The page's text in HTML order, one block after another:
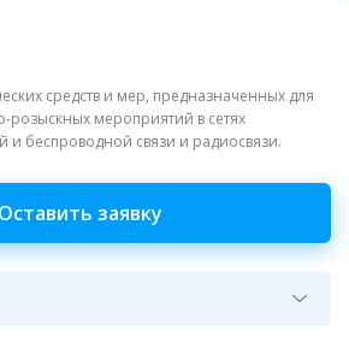
средств и мер, предназначенных для
розыскных мероприятий в сетях
беспроводной связи и радиосвязи.
Оставить заявку